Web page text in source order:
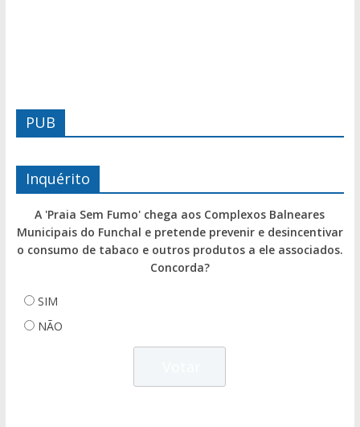
PUB
Inquérito
A 'Praia Sem Fumo' chega aos Complexos Balneares
Municipais do Funchal e pretende prevenir e desincentivar
o consumo de tabaco e outros produtos a ele associados.
Concorda?
SIM
NÃO